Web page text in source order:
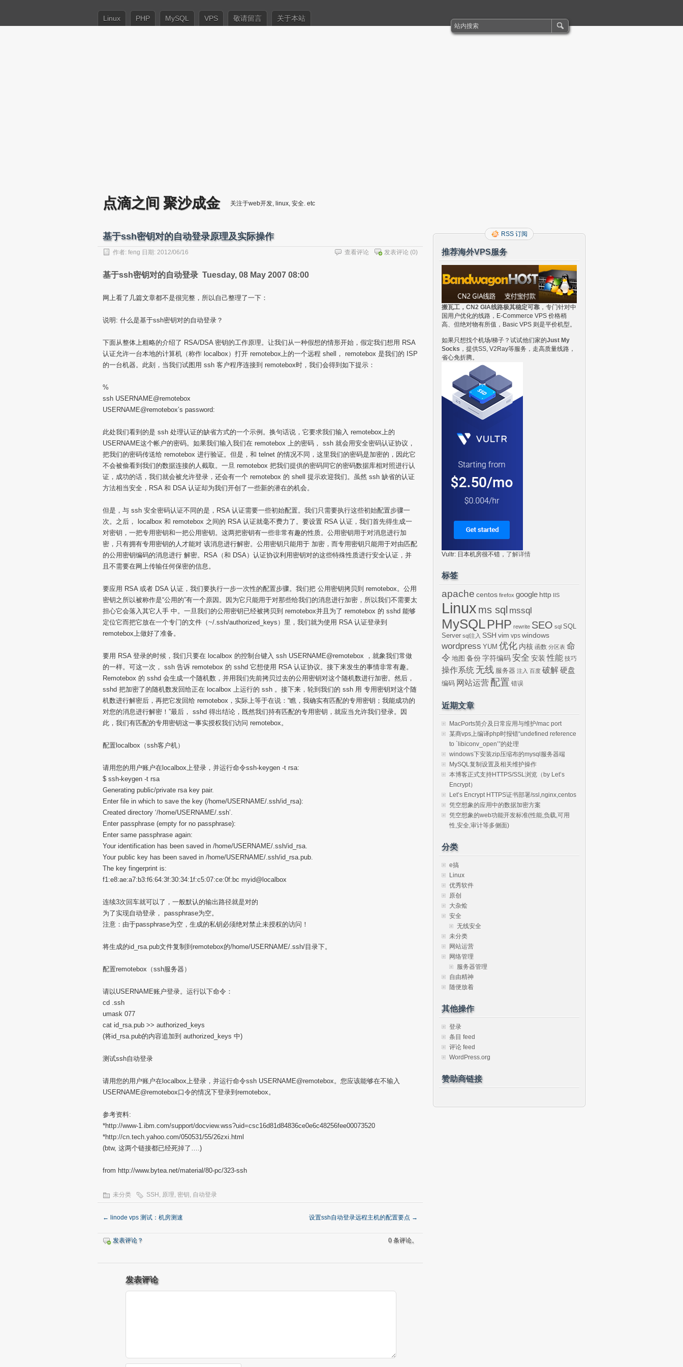
Linux PHP MySQL VPS 敬请留言 关于本站
点滴之间 聚沙成金 关注于web开发, linux, 安全. etc
基于ssh密钥对的自动登录原理及实际操作
作者: feng 日期: 2012/06/16 发表评论 (0)
查看评论
基于ssh密钥对的自动登录 Tuesday, 08 May 2007 08:00
网上看了几篇文章都不是很完整，所以自己整理了一下：
说明: 什么是基于ssh密钥对的自动登录？
下面从整体上粗略的介绍了 RSA/DSA 密钥的工作原理。让我们从一种假想的情形开始，假定我们想用 RSA
认证允许一台本地的计算机（称作 localbox）打开 remotebox上的一个远程 shell， remotebox 是我们的 ISP
的一台机器。此刻，当我们试图用 ssh 客户程序连接到 remotebox时，我们会得到如下提示：
%
ssh USERNAME@remotebox
USERNAME@remotebox’s password:
此处我们看到的是 ssh 处理认证的缺省方式的一个示例。换句话说，它要求我们输入 remotebox上的
USERNAME这个帐户的密码。如果我们输入我们在 remotebox 上的密码， ssh 就会用安全密码认证协议，
把我们的密码传送给 remotebox 进行验证。但是，和 telnet 的情况不同，这里我们的密码是加密的，因此它
不会被偷看到我们的数据连接的人截取。一旦 remotebox 把我们提供的密码同它的密码数据库相对照进行认
证，成功的话，我们就会被允许登录，还会有一个 remotebox 的 shell 提示欢迎我们。虽然 ssh 缺省的认证
方法相当安全，RSA 和 DSA 认证却为我们开创了一些新的潜在的机会。
但是，与 ssh 安全密码认证不同的是，RSA 认证需要一些初始配置。我们只需要执行这些初始配置步骤一
次。之后， localbox 和 remotebox 之间的 RSA 认证就毫不费力了。要设置 RSA 认证，我们首先得生成一
对密钥，一把专用密钥和一把公用密钥。这两把密钥有一些非常有趣的性质。公用密钥用于对消息进行加
密，只有拥有专用密钥的人才能对 该消息进行解密。公用密钥只能用于 加密，而专用密钥只能用于对由匹配
的公用密钥编码的消息进行 解密。RSA（和 DSA）认证协议利用密钥对的这些特殊性质进行安全认证，并
且不需要在网上传输任何保密的信息。
要应用 RSA 或者 DSA 认证，我们要执行一步一次性的配置步骤。我们把 公用密钥拷贝到 remotebox。公用
密钥之所以被称作是“公用的”有一个原因。因为它只能用于对那些给我们的消息进行加密，所以我们不需要太
担心它会落入其它人手 中。一旦我们的公用密钥已经被拷贝到 remotebox并且为了 remotebox 的 sshd 能够
定位它而把它放在一个专门的文件（~/.ssh/authorized_keys）里，我们就为使用 RSA 认证登录到
remotebox上做好了准备。
要用 RSA 登录的时候，我们只要在 localbox 的控制台键入 ssh USERNAME@remotebox ，就象我们常做
的一样。可这一次， ssh 告诉 remotebox 的 sshd 它想使用 RSA 认证协议。接下来发生的事情非常有趣。
Remotebox 的 sshd 会生成一个随机数，并用我们先前拷贝过去的公用密钥对这个随机数进行加密。然后，
sshd 把加密了的随机数发回给正在 localbox 上运行的 ssh 。接下来，轮到我们的 ssh 用 专用密钥对这个随
机数进行解密后，再把它发回给 remotebox，实际上等于在说：“瞧，我确实有匹配的专用密钥；我能成功的
对您的消息进行解密！”最后， sshd 得出结论，既然我们持有匹配的专用密钥，就应当允许我们登录。因
此，我们有匹配的专用密钥这一事实授权我们访问 remotebox。
配置localbox（ssh客户机）
请用您的用户账户在localbox上登录，并运行命令ssh-keygen -t rsa:
$ ssh-keygen -t rsa
Generating public/private rsa key pair.
Enter file in which to save the key (/home/USERNAME/.ssh/id_rsa):
Created directory ‘/home/USERNAME/.ssh’.
Enter passphrase (empty for no passphrase):
Enter same passphrase again:
Your identification has been saved in /home/USERNAME/.ssh/id_rsa.
Your public key has been saved in /home/USERNAME/.ssh/id_rsa.pub.
The key fingerprint is:
f1:e8:ae:a7:b3:f6:64:3f:30:34:1f:c5:07:ce:0f:bc myid@localbox
连续3次回车就可以了，一般默认的输出路径就是对的
为了实现自动登录， passphrase为空。
注意：由于passphrase为空，生成的私钥必须绝对禁止未授权的访问！
将生成的id_rsa.pub文件复制到remotebox的/home/USERNAME/.ssh/目录下。
配置remotebox（ssh服务器）
请以USERNAME账户登录。运行以下命令：
cd .ssh
umask 077
cat id_rsa.pub >> authorized_keys
(将id_rsa.pub的内容追加到 authorized_keys 中)
测试ssh自动登录
请用您的用户账户在localbox上登录，并运行命令ssh USERNAME@remotebox。您应该能够在不输入
USERNAME@remotebox口令的情况下登录到remotebox。
参考资料:
*http://www-1.ibm.com/support/docview.wss?uid=csc16d81d84836ce0e6c48256fee00073520
*http://cn.tech.yahoo.com/050531/55/26zxi.html
(btw, 这两个链接都已经死掉了….)
from http://www.bytea.net/material/80-pc/323-ssh
未分类 SSH , 原理, 密钥 , 自动登录
← linode vps 测试：机房测速 设置ssh自动登录远程主机的配置要点 →
发表评论？ 0 条评论。
发表评论
RSS 订阅
推荐海外VPS服务
搬瓦工，CN2 GIA线路极其稳定可靠 ，专门针对中
国用户优化的线路，E-Commerce VPS 价格稍
高、但绝对物有所值，Basic VPS 则是平价机型。
如果只想找个机场/梯子？试试他们家的Just My
Socks ，提供SS, V2Ray等服务，走高质量线路，
省心免折腾。
Vultr: 日本机房很不错， 了解详情
标签
apache centos firefox google http IIS
Linux ms sql mssql
MySQLPHP rewrite SEO sql SQL
Server sql注入 SSH vim vps windows
wordpress YUM 优化 内核 函数 分区表 命
令 地图 备份 字符编码 安全 安装 性能 技巧
操作系统 无线 服务器 注入 百度 破解硬盘
编码 网站运营 配置 错误
近期文章
MacPorts简介及日常应用与维护/mac port
某商vps上编译php时报错“undefined reference
to `libiconv_open’”的处理
windows下安装zip压缩布的mysql服务器端
MySQL复制设置及相关维护操作
本博客正式支持HTTPS/SSL浏览（by Let’s
Encrypt）
Let’s Encrypt HTTPS证书部署/ssl,nginx,centos
凭空想象的应用中的数据加密方案
凭空想象的web功能开发标准(性能,负载,可用
性,安全,审计等多侧面)
分类
e搞
Linux
优秀软件
原创
大杂烩
安全
无线安全
未分类
网站运营
网络管理
服务器管理
自由精神
随便放着
其他操作
登录
条目 feed
评论 feed
WordPress.org
赞助商链接